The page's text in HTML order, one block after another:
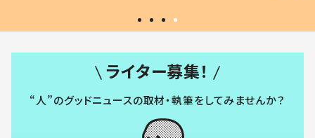
ライター募集！
“人”のグッドニュースの取材・執筆をしてみませんか？